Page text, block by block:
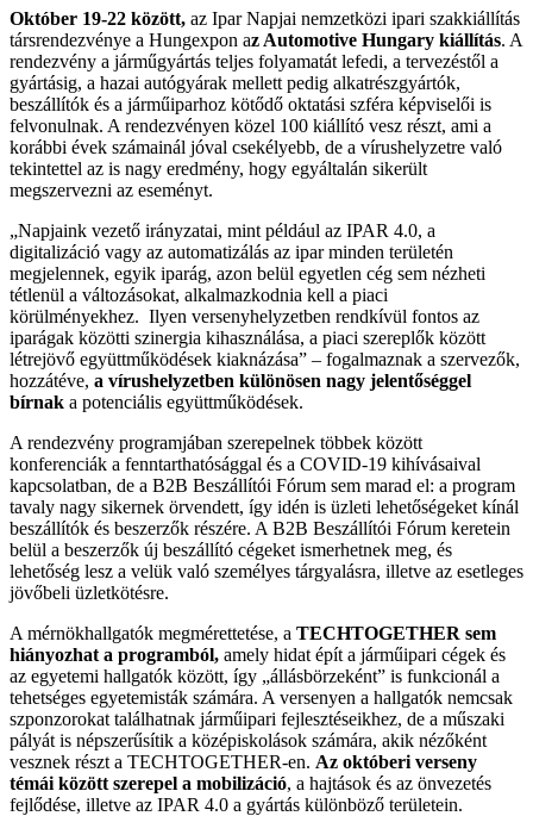
Október 19-22 között, az Ipar Napjai nemzetközi ipari szakkiállítás
társrendezvénye a Hungexpon az Automotive Hungary kiállítás. A
rendezvény a járműgyártás teljes folyamatát lefedi, a tervezéstől a
gyártásig, a hazai autógyárak mellett pedig alkatrészgyártók,
beszállítók és a járműiparhoz kötődő oktatási szféra képviselői is
felvonulnak. A rendezvényen közel 100 kiállító vesz részt, ami a
korábbi évek számainál jóval csekélyebb, de a vírushelyzetre való
tekintettel az is nagy eredmény, hogy egyáltalán sikerült
megszervezni az eseményt.
„Napjaink vezető irányzatai, mint például az IPAR 4.0, a
digitalizáció vagy az automatizálás az ipar minden területén
megjelennek, egyik iparág, azon belül egyetlen cég sem nézheti
tétlenül a változásokat, alkalmazkodnia kell a piaci
körülményekhez. Ilyen versenyhelyzetben rendkívül fontos az
iparágak közötti szinergia kihasználása, a piaci szereplők között
létrejövő együttműködések kiaknázása” – fogalmaznak a szervezők,
hozzátéve, a vírushelyzetben különösen nagy jelentőséggel
bírnak a potenciális együttműködések.
A rendezvény programjában szerepelnek többek között
konferenciák a fenntarthatósággal és a COVID-19 kihívásaival
kapcsolatban, de a B2B Beszállítói Fórum sem marad el: a program
tavaly nagy sikernek örvendett, így idén is üzleti lehetőségeket kínál
beszállítók és beszerzők részére. A B2B Beszállítói Fórum keretein
belül a beszerzők új beszállító cégeket ismerhetnek meg, és
lehetőség lesz a velük való személyes tárgyalásra, illetve az esetleges
jövőbeli üzletkötésre.
A mérnökhallgatók megmérettetése, a TECHTOGETHER sem
hiányozhat a programból, amely hidat épít a járműipari cégek és
az egyetemi hallgatók között, így „állásbörzeként” is funkcionál a
tehetséges egyetemisták számára. A versenyen a hallgatók nemcsak
szponzorokat találhatnak járműipari fejlesztéseikhez, de a műszaki
pályát is népszerűsítik a középiskolások számára, akik nézőként
vesznek részt a TECHTOGETHER-en. Az októberi verseny
témái között szerepel a mobilizáció, a hajtások és az önvezetés
fejlődése, illetve az IPAR 4.0 a gyártás különböző területein.